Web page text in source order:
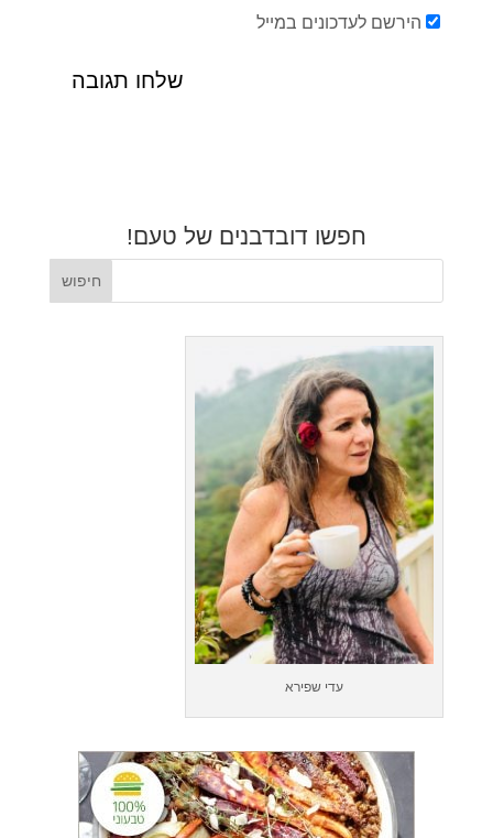
הירשם לעדכונים במייל
חפשו דובדבנים של טעם!
עדי שפירא